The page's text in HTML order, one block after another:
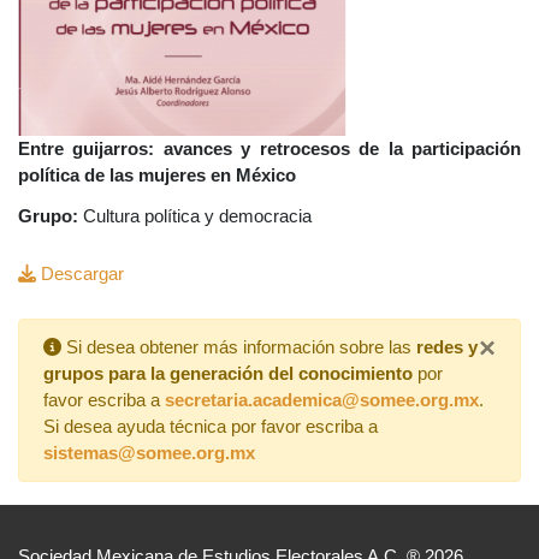
Entre guijarros: avances y retrocesos de la participación
política de las mujeres en México
Grupo: Cultura política y democracia
Descargar
×
Si desea obtener más información sobre las redes y
grupos para la generación del conocimiento por
favor escriba a secretaria.academica@somee.org.mx.
Si desea ayuda técnica por favor escriba a
sistemas@somee.org.mx